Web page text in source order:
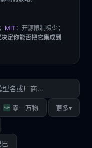
MIT ：开源限制极少；
决定你能否把它集成到
零一万物
巴
更多▾